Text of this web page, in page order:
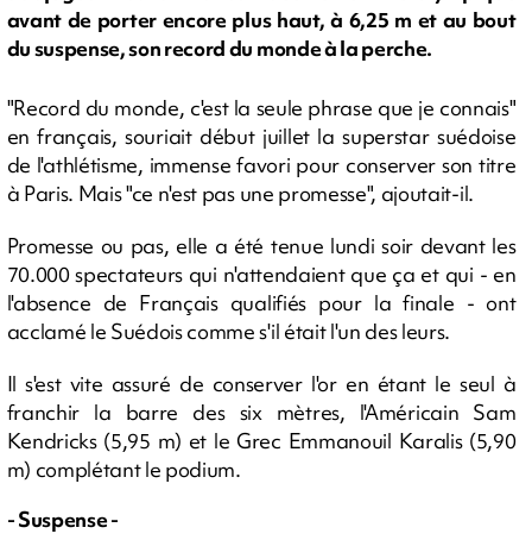
avant de porter encore plus haut, à 6,25 m et au bout
du suspense, son record du monde à la perche.
"Record du monde, c'est la seule phrase que je connais"
en français, souriait début juillet la superstar suédoise
de l'athlétisme, immense favori pour conserver son titre
à Paris. Mais "ce n'est pas une promesse", ajoutait-il.
Promesse ou pas, elle a été tenue lundi soir devant les
70.000 spectateurs qui n'attendaient que ça et qui - en
l'absence de Français qualifiés pour la finale - ont
acclamé le Suédois comme s'il était l'un des leurs.
Il s'est vite assuré de conserver l'or en étant le seul à
franchir la barre des six mètres, l'Américain Sam
Kendricks (5,95 m) et le Grec Emmanouil Karalis (5,90
m) complétant le podium.
- Suspense -